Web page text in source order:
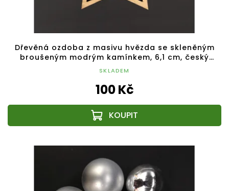
Dřevěná ozdoba z masivu hvězda se skleněným
broušeným modrým kamínkem, 6,1 cm, český
výrobek
SKLADEM
100 Kč